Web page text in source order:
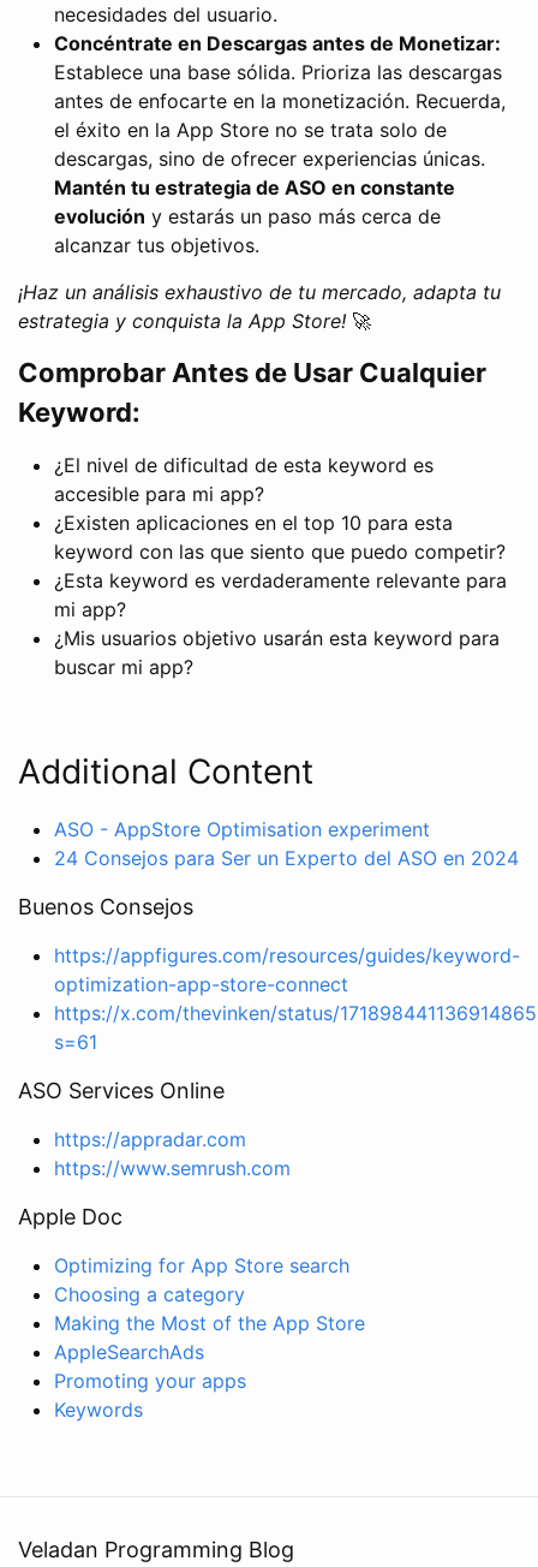
necesidades del usuario.
Concéntrate en Descargas antes de Monetizar:
Establece una base sólida. Prioriza las descargas
antes de enfocarte en la monetización. Recuerda,
el éxito en la App Store no se trata solo de
descargas, sino de ofrecer experiencias únicas.
Mantén tu estrategia de ASO en constante
evolución y estarás un paso más cerca de
alcanzar tus objetivos.
¡Haz un análisis exhaustivo de tu mercado, adapta tu
estrategia y conquista la App Store! 🚀
Comprobar Antes de Usar Cualquier
Keyword:
¿El nivel de dificultad de esta keyword es
accesible para mi app?
¿Existen aplicaciones en el top 10 para esta
keyword con las que siento que puedo competir?
¿Esta keyword es verdaderamente relevante para
mi app?
¿Mis usuarios objetivo usarán esta keyword para
buscar mi app?
Additional Content
ASO - AppStore Optimisation experiment
24 Consejos para Ser un Experto del ASO en 2024
Buenos Consejos
https://appfigures.com/resources/guides/keyword-
optimization-app-store-connect
https://x.com/thevinken/status/
s=61
ASO Services Online
https://appradar.com
https://www.semrush.com
Apple Doc
Optimizing for App Store search
Choosing a category
Making the Most of the App Store
AppleSearchAds
Promoting your apps
Keywords
Veladan Programming Blog